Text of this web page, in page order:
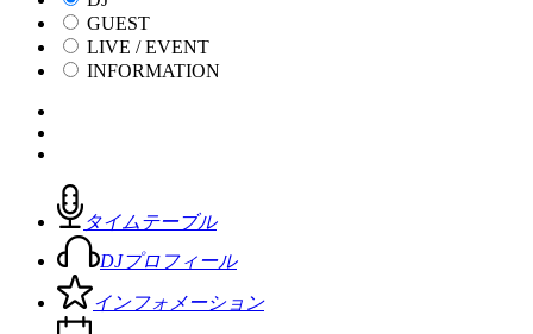
GUEST
LIVE / EVENT
INFORMATION
タイムテーブル
DJプロフィール
インフォメーション